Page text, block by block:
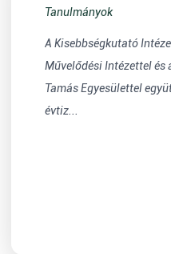
Tanulmányok
A Kisebbségkutató
Művelődési Intézettel és
Tamás Egyesülettel
évtiz...